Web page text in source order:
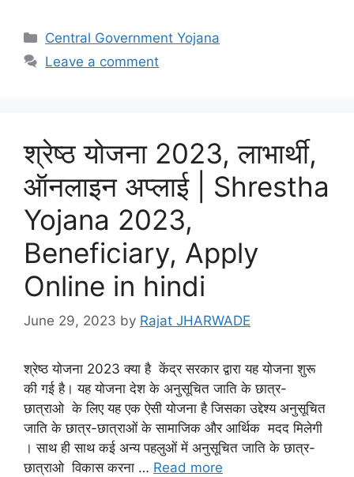
Categories
Central Government Yojana
Leave a comment
श्रेष्ठ योजना 2023, लाभार्थी,
ऑनलाइन अप्लाई | Shrestha
Yojana 2023,
Beneficiary, Apply
Online in hindi
June 29, 2023 by Rajat JHARWADE
श्रेष्ठ योजना 2023 क्या है केंद्र सरकार द्वारा यह योजना शुरू
की गई है। यह योजना देश के अनुसूचित जाति के छात्र-
छात्राओ के लिए यह एक ऐसी योजना है जिसका उद्देश्य अनुसूचित
जाति के छात्र-छात्राओं के सामाजिक और आर्थिक मदद मिलेगी
। साथ ही साथ कई अन्य पहलुओं में अनुसूचित जाति के छात्र-
छात्राओ विकास करना … Read more